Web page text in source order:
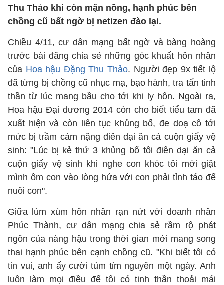
Thu Thảo khi còn mặn nồng, hạnh phúc bên
chồng cũ bất ngờ bị netizen đào lại.
Chiều 4/11, cư dân mạng bất ngờ và bàng hoàng
trước bài đăng chia sẻ những góc khuất hôn nhân
của Hoa hậu Đặng Thu Thảo. Người đẹp 9x tiết lộ
đã từng bị chồng cũ nhục mạ, bạo hành, tra tấn tinh
thần từ lúc mang bầu cho tới khi ly hôn. Ngoài ra,
Hoa hậu Đại dương 2014 còn cho biết tiểu tam đã
xuất hiện và còn liên tục khủng bố, đe doạ cô tới
mức bị trầm cảm nặng điên dại ăn cả cuộn giấy vệ
sinh: "Lúc bị kẻ thứ 3 khủng bố tôi điên dại ăn cả
cuộn giấy vệ sinh khi nghe con khóc tôi mới giật
mình ôm con vào lòng hứa với con phải tỉnh táo để
nuôi con".
Giữa lùm xùm hôn nhân rạn nứt với doanh nhân
Phúc Thành, cư dân mạng chia sẻ rầm rộ phát
ngôn của nàng hậu trong thời gian mới mang song
thai hạnh phúc bên cạnh chồng cũ. "Khi biết tôi có
tin vui, anh ấy cười tủm tỉm nguyên một ngày. Anh
luôn làm mọi điều để tôi có tinh thần thoải mái